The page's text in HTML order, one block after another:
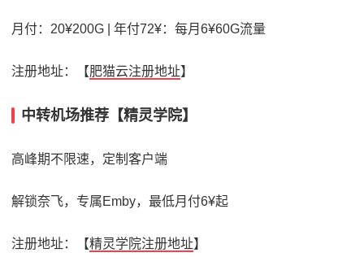
月付：20¥200G | 年付72¥：每月6¥60G流量
注册地址：【肥猫云注册地址】
中转机场推荐【精灵学院】
高峰期不限速，定制客户端
解锁奈飞，专属Emby，最低月付6¥起
注册地址：【精灵学院注册地址】